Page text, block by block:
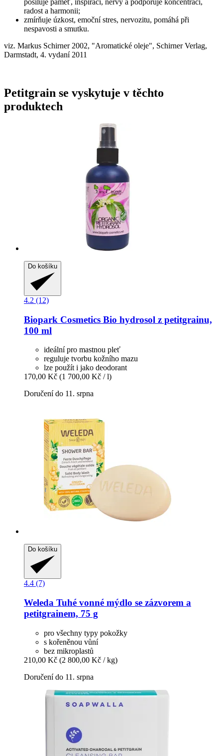
radost a harmonii;
zmírňuje úzkost, emoční stres, nervozitu, pomáhá při
nespavosti a smutku.
viz. Markus Schirner 2002, "Aromatické oleje", Schirner Verlag,
Darmstadt, 4. vydaní 2011
Petitgrain se vyskytuje v těchto
produktech
Do košíku
4.2 (12)
Biopark Cosmetics Bio hydrosol z petitgrainu,
100 ml
ideální pro mastnou pleť
reguluje tvorbu kožního mazu
lze použít i jako deodorant
170,00 Kč (1 700,00 Kč / l)
Doručení do 11. srpna
Do košíku
4.4 (7)
Weleda Tuhé vonné mýdlo se zázvorem a
petitgrainem, 75 g
pro všechny typy pokožky
s kořeněnou vůní
bez mikroplastů
210,00 Kč (2 800,00 Kč / kg)
Doručení do 11. srpna